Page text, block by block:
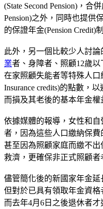
(State Second Pension)，合
Pension)之外，同時也提供
的保證年金(Pension Credit)
此外，另一個比較少人討
業者、身障者、照顧12歲
在家照顧失能者等特殊人口
Insurance credits)的點數，
而損及其老後的基本年金權
依據媒體的報導，女性和
者，因為這些人口繳納保費
甚至因為照顧家庭而繳不
救濟，更確保非正式照顧者
儘管簡化後的新國家年金延
但對於已具有領取年金資格
而去年4月6日之後退休者